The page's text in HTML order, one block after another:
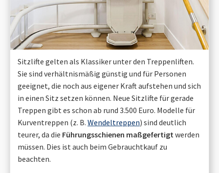
Sitzlifte gelten als Klassiker unter den Treppenliften.
Sie sind verhältnismäßig günstig und für Personen
geeignet, die noch aus eigener Kraft aufstehen und sich
in einen Sitz setzen können. Neue Sitzlifte für gerade
Treppen gibt es schon ab rund 3.500 Euro. Modelle für
Kurventreppen (z. B. Wendeltreppen) sind deutlich
teurer, da die Führungsschienen maßgefertigt werden
müssen. Dies ist auch beim Gebrauchtkauf zu
beachten.